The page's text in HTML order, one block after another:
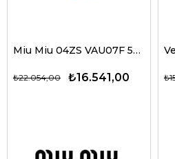
Miu Miu 04ZS VAU07F 50 Kadın Güneş Gözlükleri
₺16.541,00
₺22.054,00